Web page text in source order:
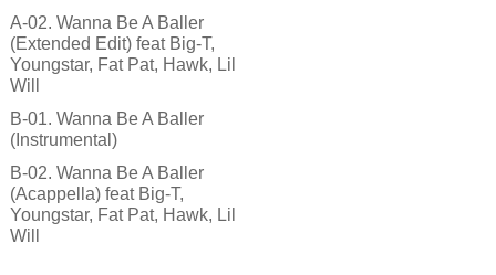
A-02. Wanna Be A Baller
(Extended Edit) feat Big-T,
Youngstar, Fat Pat, Hawk, Lil
Will
B-01. Wanna Be A Baller
(Instrumental)
B-02. Wanna Be A Baller
(Acappella) feat Big-T,
Youngstar, Fat Pat, Hawk, Lil
Will